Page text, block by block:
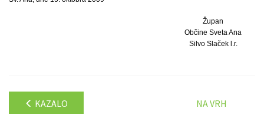
Župan
Občine Sveta Ana
Silvo Slaček l.r.
KAZALO NA VRH